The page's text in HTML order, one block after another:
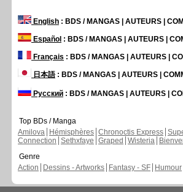
English : BDS / MANGAS | AUTEURS |
Español : BDS / MANGAS | AUTEURS |
Français : BDS / MANGAS | AUTEURS |
日本語: BDS / MANGAS | AUTEURS |
Русский : BDS / MANGAS | AUTEURS |
Top BDs / Manga
Amilova
Hémisphères Chronoctis Express
Connection Sethxfaye Graped Wisteria
Genre
Action
Dessins - Artworks Fantasy - SF Humour